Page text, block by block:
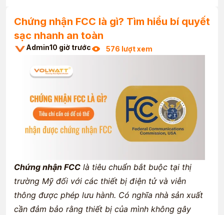
Chứng nhận FCC là gì? Tìm hiểu bí quyết
sạc nhanh an toàn
Admin10 giờ trước 576 lượt xem
Chứng nhận FCC là tiêu chuẩn bắt buộc tại thị
trường Mỹ đối với các thiết bị điện tử và viễn
thông được phép lưu hành. Có nghĩa nhà sản xuất
cần đảm bảo rằng thiết bị của mình không gây